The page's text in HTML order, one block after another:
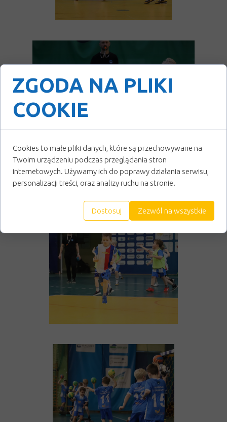
ZGODA NA PLIKI
COOKIE
Cookies to małe pliki danych, które są przechowywane na
Twoim urządzeniu podczas przeglądania stron
internetowych. Używamy ich do poprawy działania serwisu,
personalizacji treści, oraz analizy ruchu na stronie.
Dostosuj Zezwól na wszystkie